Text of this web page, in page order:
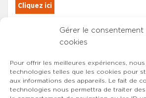
Gérer le consentement
cookies
Pour offrir les meilleures expériences,
technologies telles que les cookies pour
aux informations des appareils. Le fait de
technologies nous permettra de traiter
Cliquez ici
Les adhérents du SYNCASS-CFDT
sont automatiquement inscrits.